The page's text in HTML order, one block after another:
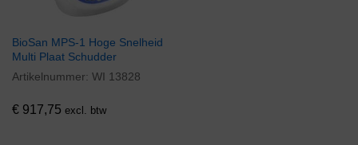
BioSan MPS-1 Hoge Snelheid
Multi Plaat Schudder
Artikelnummer: WI 13828
€ 917,75 excl. btw